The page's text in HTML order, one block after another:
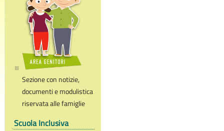
Sezione con notizie,
documenti e modulistica
riservata alle famiglie
Scuola Inclusiva